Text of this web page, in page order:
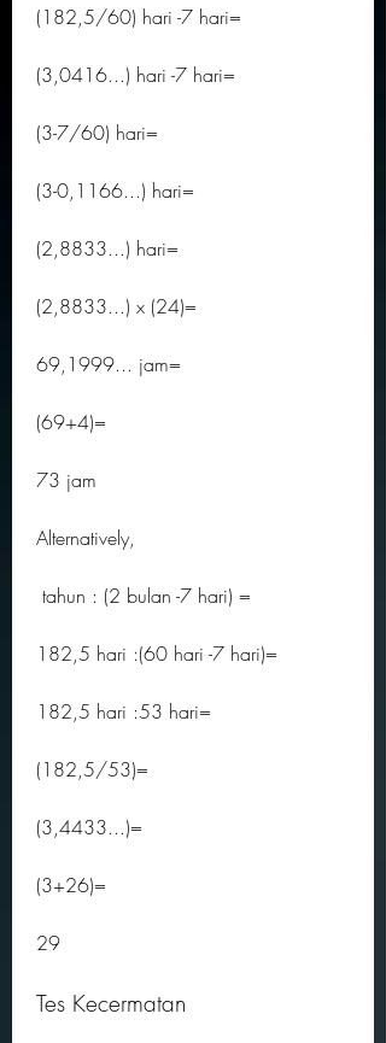
(182,5/60) hari -7 hari=
(3,0416...) hari -7 hari=
(3-7/60) hari=
(3-0,1166...) hari=
(2,8833...) hari=
(2,8833...) x (24)=
69,1999... jam=
(69+4)=
73 jam
Alternatively,
tahun : (2 bulan -7 hari) =
182,5 hari :(60 hari -7 hari)=
182,5 hari :53 hari=
(182,5/53)=
(3,4433...)=
(3+26)=
29
Tes Kecermatan